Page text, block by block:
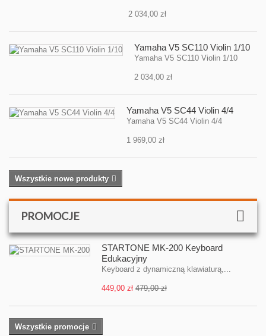
2 034,00 zł
Yamaha V5 SC110 Violin 1/10
Yamaha V5 SC110 Violin 1/10
2 034,00 zł
Yamaha V5 SC44 Violin 4/4
Yamaha V5 SC44 Violin 4/4
1 969,00 zł
Wszystkie nowe produkty
PROMOCJE
STARTONE MK-200 Keyboard
Edukacyjny
Keyboard z dynamiczną klawiaturą,...
449,00 zł 479,00 zł
Wszystkie promocje